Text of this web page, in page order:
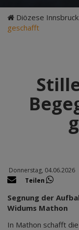
Diözese Innsbruck
geschafft
Donnerstag, 04.06.2026
Teilen
Segnung der
Widums Mathon
In Mathon schafft